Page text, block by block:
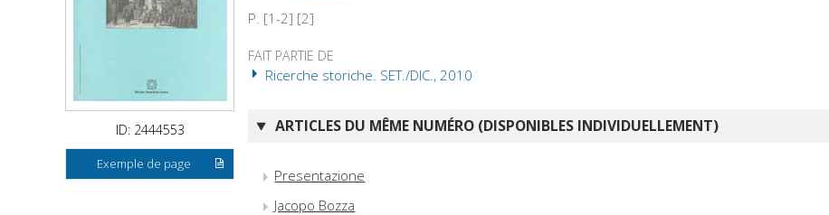
ID: 2444553
Exemple de page
P. [1-2] [2]
FAIT PARTIE DE
Ricerche storiche. SET./DIC., 2010
ARTICLES DU MÊME NUMÉRO (DISPONIBLES INDIVIDUELLEMENT)
Presentazione
Jacopo Bozza